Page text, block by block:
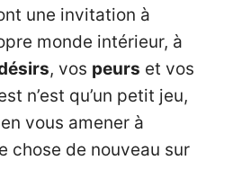
une invitation à
monde intérieur, à
, vos peurs et vos
n’est qu’un petit jeu,
vous amener à
chose de nouveau sur